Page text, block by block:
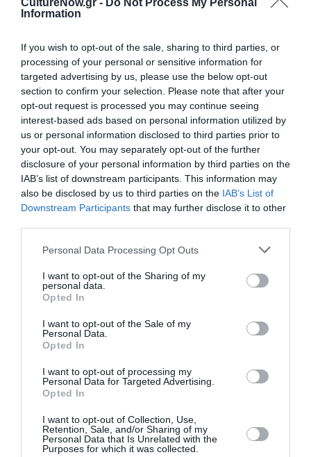
CultureNow.gr - Do Not Process My Personal
Information
If you wish to opt-out of the sale, sharing to third parties, or
processing of your personal or sensitive information for
targeted advertising by us, please use the below opt-out
section to confirm your selection. Please note that after your
opt-out request is processed you may continue seeing
interest-based ads based on personal information utilized by
us or personal information disclosed to third parties prior to
your opt-out. You may separately opt-out of the further
disclosure of your personal information by third parties on the
IAB’s list of downstream participants. This information may
also be disclosed by us to third parties on the IAB’s List of
Downstream Participants that may further disclose it to other
Personal Data Processing Opt Outs
I want to opt-out of the Sharing of my
personal data.
Opted In
I want to opt-out of the Sale of my
Personal Data.
Opted In
I want to opt-out of processing my
Personal Data for Targeted Advertising.
Opted In
I want to opt-out of Collection, Use,
Retention, Sale, and/or Sharing of my
Personal Data that Is Unrelated with the
Purposes for which it was collected.
210 7223010
Ακολουθήστε το Culturenow.gr στοGoogle News
μάθετε πρώτοι όλες τις ειδήσεις
Δείτε όλα τατελευταία νέαγια την Τέχνη και τον
Πολιτισμό στοCulturenow.gr
Νέοι Διαγωνισμοί❯
Tags
Newsletter
Κάθε βδομάδα στο e-mail σας τα τελευταία νέα για
την Τέχνη και τον Πολιτισμό!
Ακολουθήστε το Culturenow.gr